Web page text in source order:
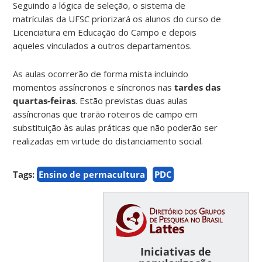
Seguindo a lógica de seleção, o sistema de
matrículas da UFSC priorizará os alunos do curso de
Licenciatura em Educação do Campo e depois
aqueles vinculados a outros departamentos.
As aulas ocorrerão de forma mista incluindo
momentos assíncronos e síncronos nastardes das
quartas-feiras. Estão previstas duas aulas
assíncronas que trarão roteiros de campo em
substituição às aulas práticas que não poderão ser
realizadas em virtude do distanciamento social.
Tags: Ensino de permacultura PDC
Iniciativas de